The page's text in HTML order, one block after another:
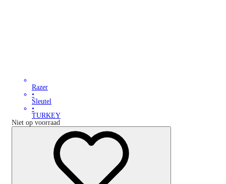
Razer
•
Sleutel
•
TURKEY
Niet op voorraad